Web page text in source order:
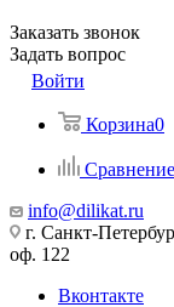
Заказать звонок
Задать вопрос
Войти
Корзина0
info@dilikat.ru
г. Санкт-
оф. 122
Вконтакте